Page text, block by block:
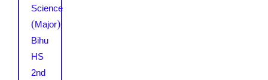
Science
(Major)
Bihu
HS
2nd